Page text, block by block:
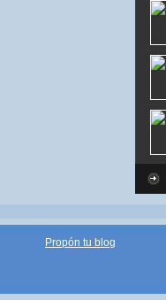
Propón tu blog